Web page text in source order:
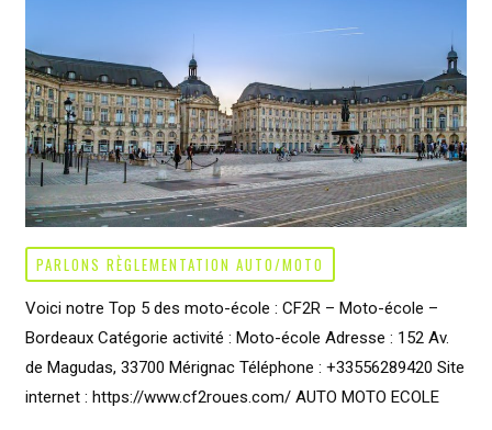
PARLONS RÈGLEMENTATION AUTO/MOTO
Voici notre Top 5 des moto-école : CF2R – Moto-école –
Bordeaux Catégorie activité : Moto-école Adresse : 152 Av.
de Magudas, 33700 Mérignac Téléphone : +33556289420 Site
internet : https://www.cf2roues.com/ AUTO MOTO ECOLE